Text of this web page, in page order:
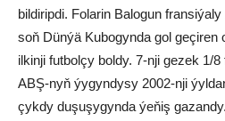
bildiripdi. Folarin Balogun
soň Dünýä Kubogynda gol geçiren
ilkinji futbolçy boldy. 7-nji gezek 1/
ABŞ-nyň ýygyndysy 2002-nji
çykdy duşuşygynda ýeňiş gazandy.